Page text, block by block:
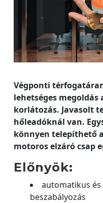
Végponti
lehetséges
korlátozás. Javasolt
hőleadóknál van.
könnyen telepíthető
motoros elzáró csap
Előnyök:
automatikus
beszabályozás